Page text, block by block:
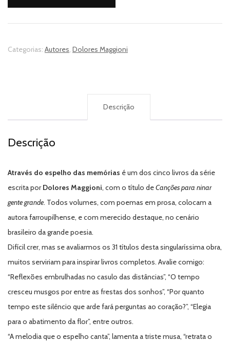
Categorias: Autores, Dolores Maggioni
Descrição
Descrição
Através do espelho das memórias é um dos cinco livros da série
escrita porDolores Maggioni, com o título deCanções para ninar
gente grande. Todos volumes, com poemas em prosa, colocam a
autora farroupilhense, e com merecido destaque, no cenário
brasileiro da grande poesia.
Difícil crer, mas se avaliarmos os 31 títulos desta singularíssima obra,
muitos serviriam para inspirar livros completos. Avalie comigo:
“Reflexões embrulhadas no casulo das distâncias”, “O tempo
cresceu musgos por entre as frestas dos sonhos”, “Por quanto
tempo este silêncio que arde fará perguntas ao coração?”, “Elegia
para o abatimento da flor”, entre outros.
“A melodia que o espelho canta”, lamenta a triste musa, “retrata o